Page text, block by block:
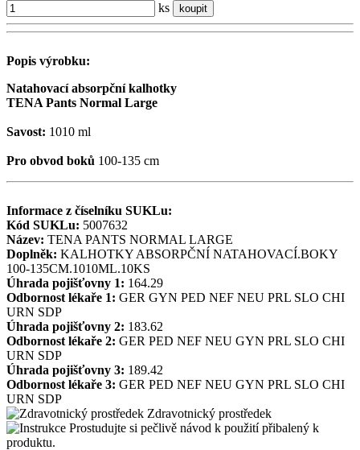
ks
koupit
Popis výrobku:
Natahovací absorpční kalhotky
TENA Pants Normal Large
Savost: 1010 ml
Pro obvod boků 100-135 cm
Informace z číselníku SUKLu:
Kód SUKLu: 5007632
Název: TENA PANTS NORMAL LARGE
Doplněk: KALHOTKY ABSORPČNÍ NATAHOVACÍ.BOKY
100-135CM.1010ML.10KS
Úhrada pojišťovny 1: 164.29
Odbornost lékaře 1: GER GYN PED NEF NEU PRL SLO CHI
URN SDP
Úhrada pojišťovny 2: 183.62
Odbornost lékaře 2: GER PED NEF NEU GYN PRL SLO CHI
URN SDP
Úhrada pojišťovny 3: 189.42
Odbornost lékaře 3: GER PED NEF NEU GYN PRL SLO CHI
URN SDP
Zdravotnický prostředek
Prostudujte si pečlivě návod k použití přibalený k
produktu.